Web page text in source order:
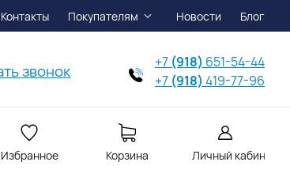
Контакты Покупателям Новости Блог
звонок +7 (918) 651-54-44
+7 (918) 419-77-96
Избранное Корзина Личный кабинет